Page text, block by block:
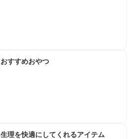
おすすめおやつ
生理を快適にしてくれるアイテム